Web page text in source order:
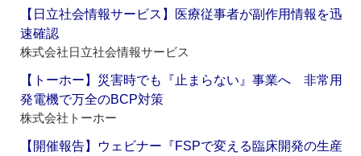
【日立社会情報サービス】医療従事者が副作用情報を迅
速確認
株式会社日立社会情報サービス
【トーホー】災害時でも『止まらない』事業へ 非常用
発電機で万全のBCP対策
株式会社トーホー
【開催報告】ウェビナー『FSPで変える臨床開発の生産